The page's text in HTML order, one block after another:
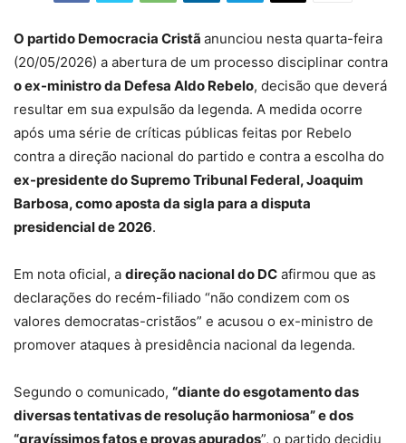
O partido Democracia Cristã anunciou nesta quarta-feira
(20/05/2026) a abertura de um processo disciplinar contra
o ex-ministro da Defesa Aldo Rebelo, decisão que deverá
resultar em sua expulsão da legenda. A medida ocorre
após uma série de críticas públicas feitas por Rebelo
contra a direção nacional do partido e contra a escolha do
ex-presidente do Supremo Tribunal Federal, Joaquim
Barbosa, como aposta da sigla para a disputa
presidencial de 2026.
Em nota oficial, a direção nacional do DC afirmou que as
declarações do recém-filiado “não condizem com os
valores democratas-cristãos” e acusou o ex-ministro de
promover ataques à presidência nacional da legenda.
Segundo o comunicado, “diante do esgotamento das
diversas tentativas de resolução harmoniosa” e dos
“gravíssimos fatos e provas apurados”, o partido decidiu